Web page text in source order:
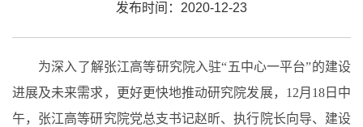
发布时间：2020-12-23
为深入了解张江高等研究院入驻“五中心一平台”的建设
进展及未来需求，更好更快地推动研究院发展，12月18日中
午，张江高等研究院党总支书记赵昕、执行院长向导、建设